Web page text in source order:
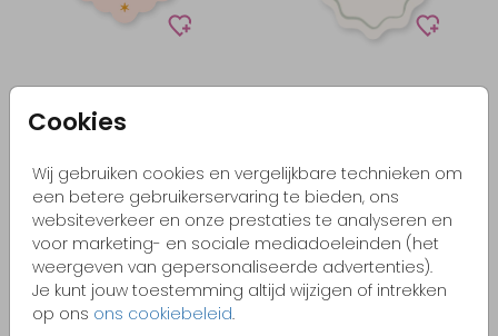
Cookies
Wij gebruiken cookies en vergelijkbare technieken om
een betere gebruikerservaring te bieden, ons
websiteverkeer en onze prestaties te analyseren en
voor marketing- en sociale mediadoeleinden (het
weergeven van gepersonaliseerde advertenties).
Je kunt jouw toestemming altijd wijzigen of intrekken
op ons ons cookiebeleid.
Unieke menukaarten van FRITSY
Maak je een etentje, feest, 21 diner of verjaardag nét even
specialer met een persoonlijke menukaart. Bij FRITSY vind je
menukaarten met vrolijke illustraties, mooie kleuren en een
frisse uitstraling. Niet te stijf, niet te klassiek, maar wel stijlvol